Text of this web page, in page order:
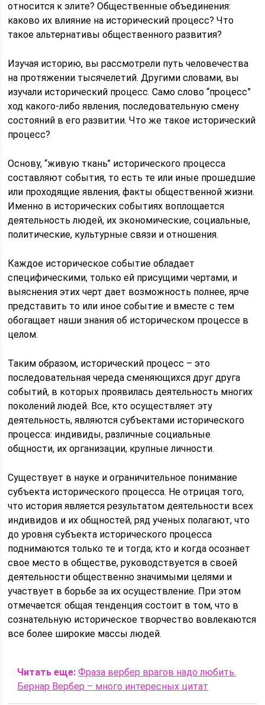
относится к элите? Общественные объединения:
каково их влияние на исторический процесс? Что
такое альтернативы общественного развития?
Изучая историю, вы рассмотрели путь человечества
на протяжении тысячелетий. Другими словами, вы
изучали исторический процесс. Само слово “процесс”
ход какого-либо явления, последовательную смену
состояний в его развитии. Что же такое исторический
процесс?
Основу, “живую ткань” исторического процесса
составляют события, то есть те или иные прошедшие
или проходящие явления, факты общественной жизни.
Именно в исторических событиях воплощается
деятельность людей, их экономические, социальные,
политические, культурные связи и отношения.
Каждое историческое событие обладает
специфическими, только ей присущими чертами, и
выяснения этих черт дает возможность полнее, ярче
представить то или иное событие и вместе с тем
обогащает наши знания об историческом процессе в
целом.
Таким образом, исторический процесс – это
последовательная череда сменяющихся друг друга
событий, в которых проявилась деятельность многих
поколений людей. Все, кто осуществляет эту
деятельность, являются субъектами исторического
процесса: индивиды, различные социальные
общности, их организации, крупные личности.
Существует в науке и ограничительное понимание
субъекта исторического процесса. Не отрицая того,
что история является результатом деятельности всех
индивидов и их общностей, ряд ученых полагают, что
до уровня субъекта исторического процесса
поднимаются только те и тогда; кто и когда осознает
свое место в обществе, руководствуется в своей
деятельности общественно значимыми целями и
участвует в борьбе за их осуществление. При этом
отмечается: общая тенденция состоит в том, что в
сознательную историческое творчество вовлекаются
все более широкие массы людей.
Читать еще: Фраза вербер врагов надо любить.
Бернар Вербер – много интересных цитат